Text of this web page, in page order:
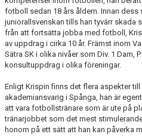
fotboll sedan 18 års åldern. Innan
juniorallsvenskan tills han tyvärr skada
från att fortsätta jobba med fotboll,
av uppdrag i cirka 10 år. Främst inom
Sätra SK i olika nivåer som Div. 1 Dam,
konsultuppdrag i olika föreningar.
Enligt Krispin finns det flera aspekter
akademiansvarig i Spånga, han är
att vara fotbollstränare som är ute på
tränarjobbet som det mest
honom på ett sätt att han kan påverka